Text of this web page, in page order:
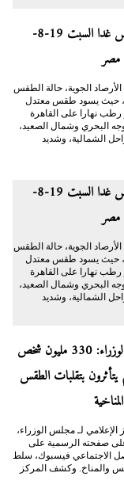
حالة الطقس غدا السبت 19-8-
الأرصاد الجوية، حالة الطقس
حيث يسود طقس معتدل
رطب نهارا على القاهرة
البحري وشمال الصعيد،
الشمالية، وشديد
حالة الطقس غدا السبت 19-8-
الأرصاد الجوية، حالة الطقس
حيث يسود طقس معتدل
رطب نهارا على القاهرة
البحري وشمال الصعيد،
الشمالية، وشديد
معلومات الوزراء: 330 مليون شخص
يتأثرون بتقلبات الطقس
لـ مجلس الوزراء،
على صفحته الرسمية على
الاجتماعي فيسبوك، سلط
والمناخ. وكشف المركز